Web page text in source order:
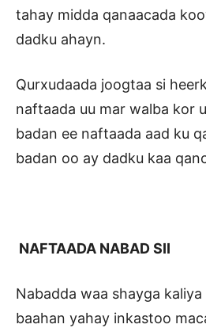
tahay midda qanaacada
dadku ahayn.
Qurxudaada joogtaa si
naftaada uu mar walba kor
badan ee naftaada aad ku
badan oo ay dadku kaa
NAFTAADA NABAD SII
Nabadda waa shayga
baahan yahay inkastoo